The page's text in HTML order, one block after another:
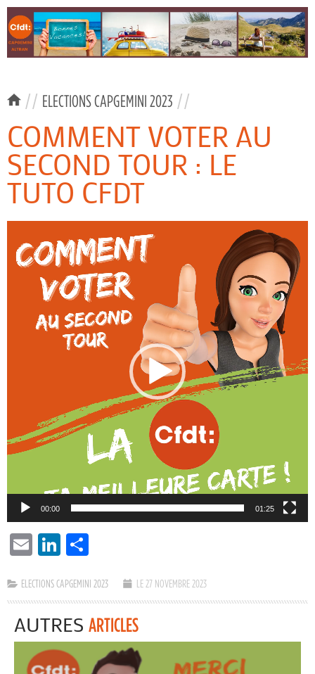
// ELECTIONS CAPGEMINI 2023 //
COMMENT VOTER AU
SECOND TOUR : LE
TUTO CFDT
00:00 01:25
EMAIL LINKEDIN
ELECTIONS CAPGEMINI 2023 LE 27 NOVEMBRE 2023
AUTRES ARTICLES